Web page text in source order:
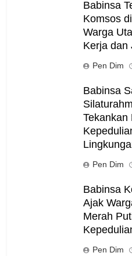
Babinsa
Komsos
Warga
Kerja dan
Pen Dim
Babinsa
Tekankan
Pen Dim
Babinsa
Ajak
Merah
Pen Dim